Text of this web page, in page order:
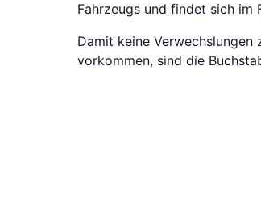
Fahrzeugs und findet sich im
Damit keine Verwechslungen
vorkommen, sind die